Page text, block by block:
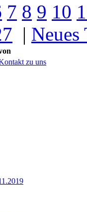
7 8 9 10
| Neues
zu uns